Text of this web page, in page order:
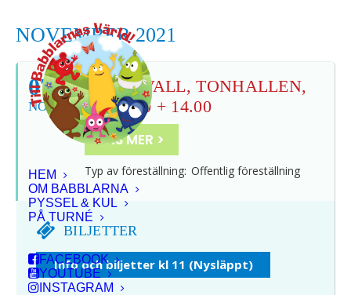
HEM
OM BABBLARNA
PYSSEL & KUL
PÅ TURNÉ
FACEBOOK
YOUTUBE
INSTAGRAM
NOVEMBER 2021
07
NOV
SUNDSVALL, TONHALLEN,
KL 11.00 + 14.00
LÄS MER >
Typ av föreställning: Offentlig föreställning
BILJETTER
Info och biljetter kl 11 (Nysläppt)